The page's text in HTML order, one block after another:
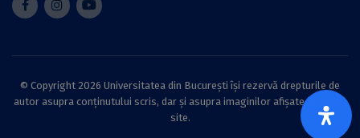
© Copyright 2026 Universitatea din București își rezervă drepturile de
autor asupra conținutului scris, dar și asupra imaginilor afișate pe acest
site.